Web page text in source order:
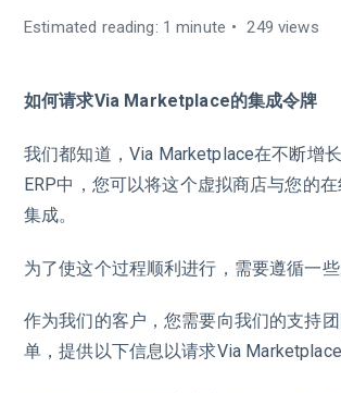
Estimated reading: 1 minute 249 views
如何请求Via Marketplace的集成令牌
我们都知道，Via Marketplace在不断增
ERP中，您可以将这个虚拟商店与您的
集成。
为了使这个过程顺利进行，需要遵循一些
作为我们的客户，您需要向我们的支持
单，提供以下信息以请求Via